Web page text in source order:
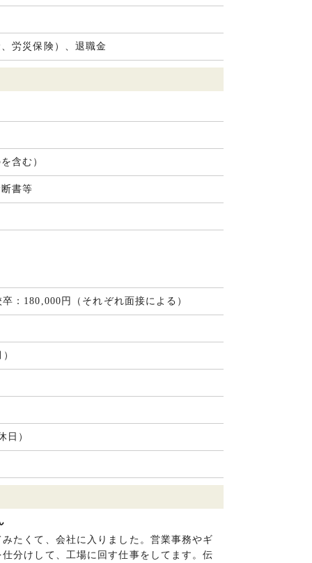
労災保険）、退職金
含む）
書等
：180,000円（それぞれ面接による）
日）
たくて、会社に入りました。営業事務やギ
分けして、工場に回す仕事をしてます。伝